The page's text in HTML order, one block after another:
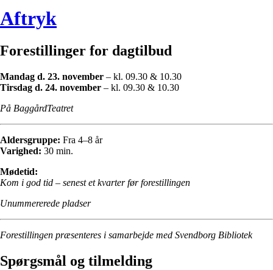
Aftryk
Forestillinger for dagtilbud
Mandag d. 23. november – kl. 09.30 & 10.30
Tirsdag d. 24. november – kl. 09.30 & 10.30
På BaggårdTeatret
Aldersgruppe: Fra 4–8 år
Varighed: 30 min.
Mødetid:
Kom i god tid – senest et kvarter før forestillingen
Unummererede pladser
Forestillingen præsenteres i samarbejde med Svendborg Bibliotek
Spørgsmål og tilmelding